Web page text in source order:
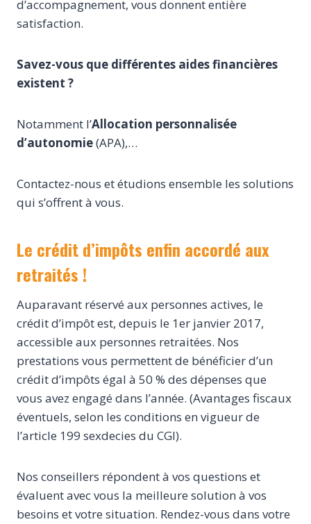
d’accompagnement, vous donnent entière
satisfaction.
Savez-vous que différentes aides financières
existent ?
Notamment l’Allocation personnalisée
d’autonomie(APA),…
Contactez-nous et étudions ensemble les solutions
qui s’offrent à vous.
Le crédit d’impôts enfin accordé aux
retraités !
Auparavant réservé aux personnes actives, le
crédit d’impôt est, depuis le 1er janvier 2017,
accessible aux personnes retraitées. Nos
prestations vous permettent de bénéficier d’un
crédit d’impôts égal à 50 % des dépenses que
vous avez engagé dans l’année. (Avantages fiscaux
éventuels, selon les conditions en vigueur de
l’article 199 sexdecies du CGI).
Nos conseillers répondent à vos questions et
évaluent avec vous la meilleure solution à vos
besoins et votre situation. Rendez-vous dans votre